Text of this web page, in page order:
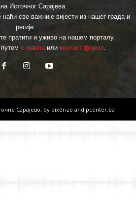
Источног Сарајева.
све важније вијести из нашег града и
регије.
пратити и уживо на нашем порталу.
путем е-маилаили контакт форме.
Сарајево, by pixerize and pcenter.ba